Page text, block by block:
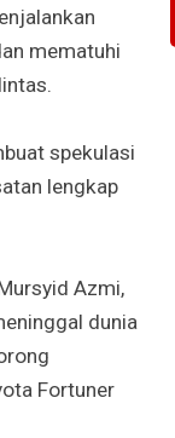
mematuhi
spekulasi
lengkap
Azmi,
dunia
Fortuner